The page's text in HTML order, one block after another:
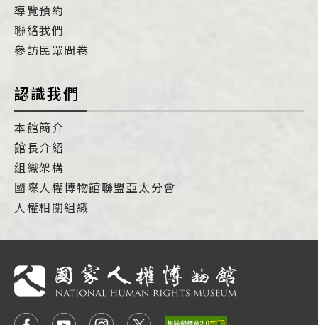
導覽預約
聯絡我們
參訪民眾問卷
認識我們
本館簡介
館長介紹
組織架構
國際人權博物館聯盟亞太分會
人權相關組織